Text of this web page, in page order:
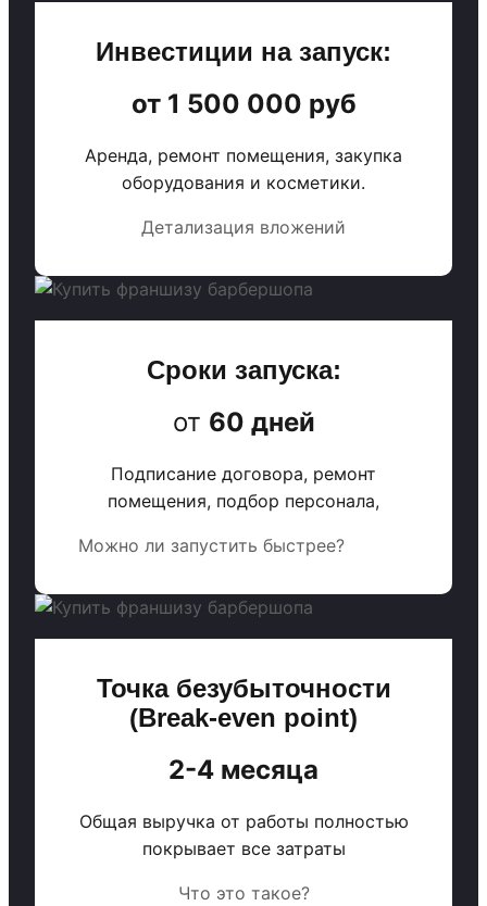
Инвестиции на запуск:
от 1 500 000 руб
Аренда, ремонт помещения, закупка
оборудования и косметики.
Детализация вложений
Сроки запуска:
от 60 дней
Подписание договора, ремонт
помещения, подбор персонала,
Можно ли запустить быстрее?
Точка безубыточности
(Break-even point)
2-4 месяца
Общая выручка от работы полностью
покрывает все затраты
Что это такое?